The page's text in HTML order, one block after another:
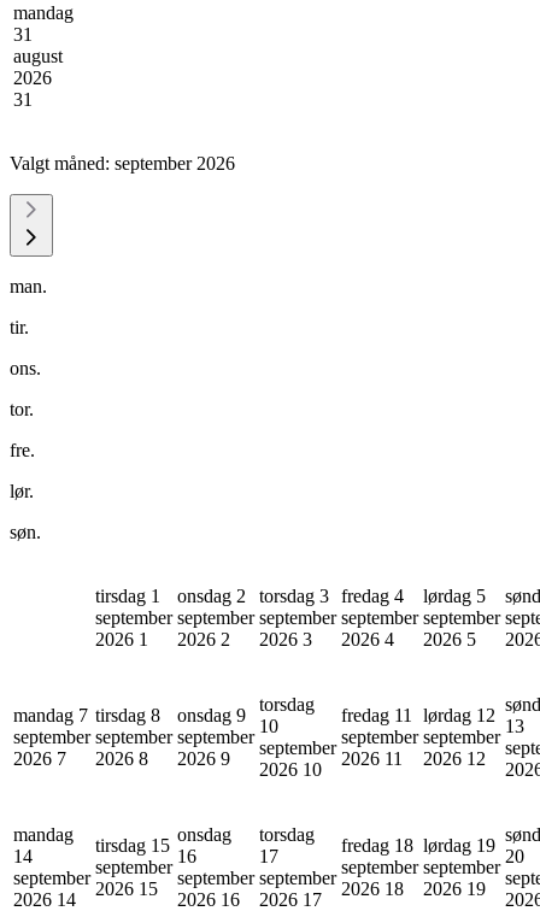
mandag
31
august
2026
31
Valgt måned: september 2026
man.
tir.
ons.
tor.
fre.
lør.
søn.
tirsdag 1
september
2026 1
onsdag 2
september
2026 2
torsdag 3
september
2026 3
fredag 4
september
2026 4
lørdag 5
september
2026 5
mandag 7
september
2026 7
tirsdag 8
september
2026 8
onsdag 9
september
2026 9
torsdag
10
september
2026 10
fredag 11
september
2026 11
lørdag 12
september
2026 12
13
mandag
14
september
2026 14
tirsdag 15
september
2026 15
onsdag
16
september
2026 16
torsdag
17
september
2026 17
fredag 18
september
2026 18
lørdag 19
september
2026 19
20